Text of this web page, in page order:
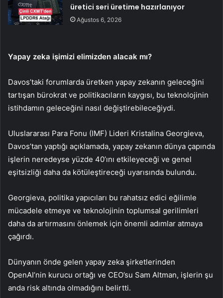
üretici seri üretime hazırlanıyor
Ağustos 6, 2026
Yapay zeka işimizi elimizden alacak mı?
Davos’taki forumlarda üretken yapay zekanın geleceğini
tartışan bürokrat ve politikacıların kaygısı, bu teknolojinin
istihdamın geleceğini nasıl değiştirebileceğiydi.
Uluslararası Para Fonu (IMF) Lideri Kristalina Georgieva,
Davos’tan yaptığı açıklamada, yapay zekanın dünya çapında
işlerin neredeyse yüzde 40’ını etkileyeceği ve genel
eşitsizliği daha da kötüleştireceği uyarısında bulundu.
Georgieva, politika yapıcıları bu rahatsız edici eğilimle
mücadele etmeye ve teknolojinin toplumsal gerilimleri
daha da artırmasını önlemek için önemli adımlar atmaya
çağırdı.
Dünyanın önde gelen yapay zeka şirketlerinden
OpenAI’nin kurucu ortağı ve CEO’su Sam Altman, işlerin şu
anda risk altında olmadığını belirtti.